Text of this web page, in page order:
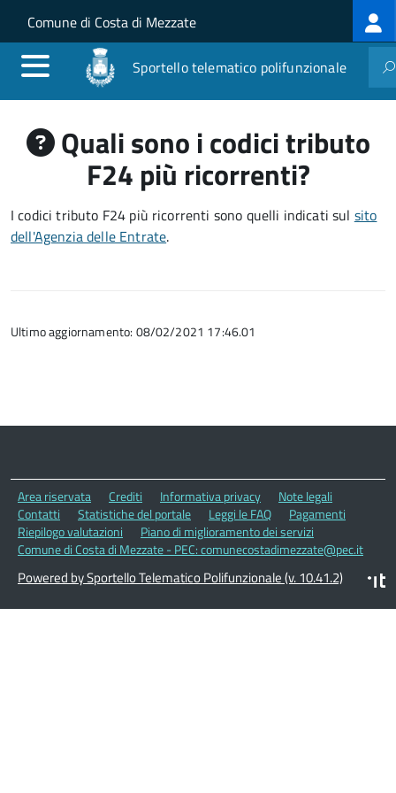
Salta al contenuto principale
Skip to site navigation
Comune di Costa di Mezzate
Sportello telematico polifunzionale
Quali sono i codici tributo
F24 più ricorrenti?
I codici tributo F24 più ricorrenti sono quelli indicati sul sito
dell'Agenzia delle Entrate.
Ultimo aggiornamento: 08/02/2021 17:46.01
Area riservata Crediti Informativa privacy
Note legali
Contatti
Statistiche del portale Leggi le FAQ
Pagamenti
Riepilogo valutazioni
Piano di miglioramento dei servizi
Comune di Costa di Mezzate - PEC: comunecostadimezzate@pec.it
Powered by Sportello Telematico Polifunzionale (v. 10.41.2)